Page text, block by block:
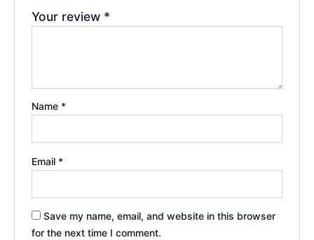
Your review *
Name *
Email *
Save my name, email, and website in this browser
for the next time I comment.